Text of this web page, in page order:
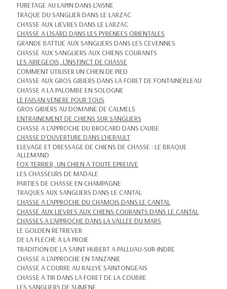
FURETAGE AU LAPIN DANS L'AISNE
TRAQUE DU SANGLIER DANS LE LARZAC
CHASSE AUX LIEVRES DANS LE LARZAC
CHASSE A L'ISARD DANS LES PYRENEES ORIENTALES
GRANDE BATTUE AUX SANGLIERS DANS LES CEVENNES
CHASSE AUX SANGLIERS AUX CHIENS COURANTS
LES ARIEGEOIS, L'INSTINCT DE CHASSE
COMMENT UTILISER UN CHIEN DE PIED
CHASSE AUX GROS GIBIERS DANS LA FORET DE FONTAINEBLEAU
CHASSE A LA PALOMBE EN SOLOGNE
LE FAISAN VENERE POUR TOUS
GROS GIBIERS AU DOMAINE DE CALMELS
ENTRAINEMENT DE CHIENS SUR SANGLIERS
CHASSE A L'APPROCHE DU BROCARD DANS L'AUBE
CHASSE D'OUVERTURE DANS L'HERAULT
ELEVAGE ET DRESSAGE DE CHIENS DE CHASSE : LE BRAQUE
ALLEMAND
FOX TERRIER, UN CHIEN A TOUTE EPREUVE
LES CHASSEURS DE MADALE
PARTIES DE CHASSE EN CHAMPAGNE
TRAQUES AUX SANGLIERS DANS LE CANTAL
CHASSE A L'APPROCHE DU CHAMOIS DANS LE CANTAL
CHASSE AUX LIEVRES AUX CHIENS COURANTS DANS LE CANTAL
CHASSES A L'APPROCHE DANS LA VALLEE DU MARS
LE GOLDEN RETRIEVER
DE LA FLECHE A LA PROIE
TRADITION DE LA SAINT HUBERT A PALLUAU-SUR-INDRE
CHASSE A L'APPROCHE EN TANZANIE
CHASSE A COURRE AU RALLYE SAINTONGEAIS
CHASSE A TIR DANS LA FORET DE LA COUBRE
LES SANGLIERS DE SUMENE